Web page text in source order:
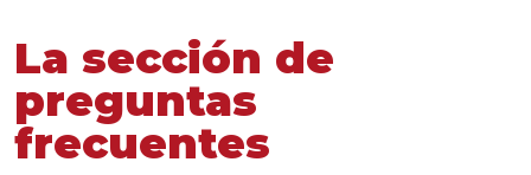
La sección de
preguntas
frecuentes